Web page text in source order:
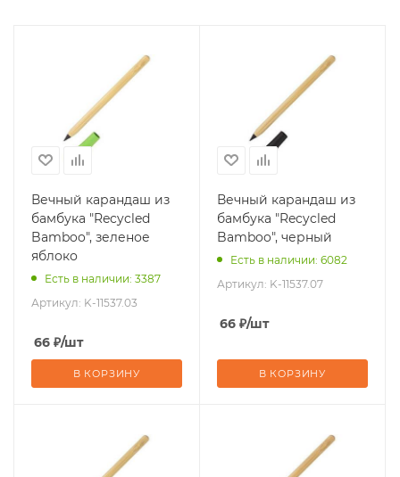
Вечный карандаш из
бамбука "Recycled
Bamboo", зеленое
яблоко
Есть в наличии: 3387
Артикул: K-11537.03
66 ₽/шт
В КОРЗИНУ
Вечный карандаш из
бамбука "Recycled
Bamboo", черный
Есть в наличии: 6082
Артикул: K-11537.07
66 ₽/шт
В КОРЗИНУ